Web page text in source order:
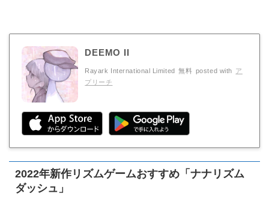
DEEMO II
Rayark International Limited 無料 posted with ア
プリーチ
2022年新作リズムゲームおすすめ「ナナリズム
ダッシュ」